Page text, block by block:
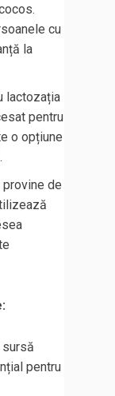
cu
la
lactozația
pentru
o opțiune
provine de
pentru